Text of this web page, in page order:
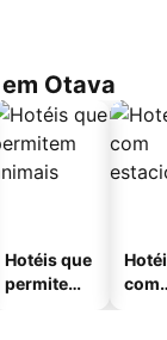
Otava
Hotéis que
permitem
com